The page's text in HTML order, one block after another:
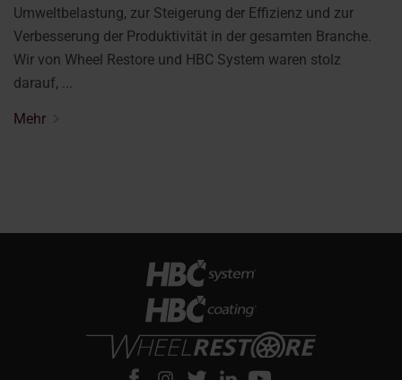
Umweltbelastung, zur Steigerung der Effizienz und zur
Verbesserung der Produktivität in der gesamten Branche.
Wir von Wheel Restore und HBC System waren stolz
darauf, ...
Mehr